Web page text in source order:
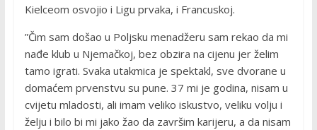
Kielceom osvojio i Ligu prvaka, i Francuskoj.
”Čim sam došao u Poljsku menadžeru sam rekao da mi
nađe klub u Njemačkoj, bez obzira na cijenu jer želim
tamo igrati. Svaka utakmica je spektakl, sve dvorane u
domaćem prvenstvu su pune. 37 mi je godina, nisam u
cvijetu mladosti, ali imam veliko iskustvo, veliku volju i
želju i bilo bi mi jako žao da završim karijeru, a da nisam